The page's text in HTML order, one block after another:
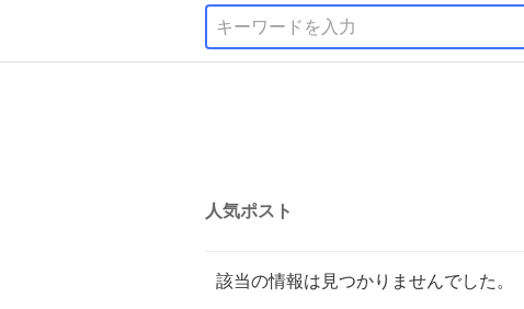
人気ポスト
該当の情報は見つかりませんでした。